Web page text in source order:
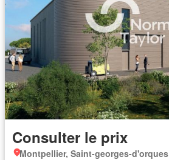
Consulter le prix
Montpellier, Saint-georges-d'orques